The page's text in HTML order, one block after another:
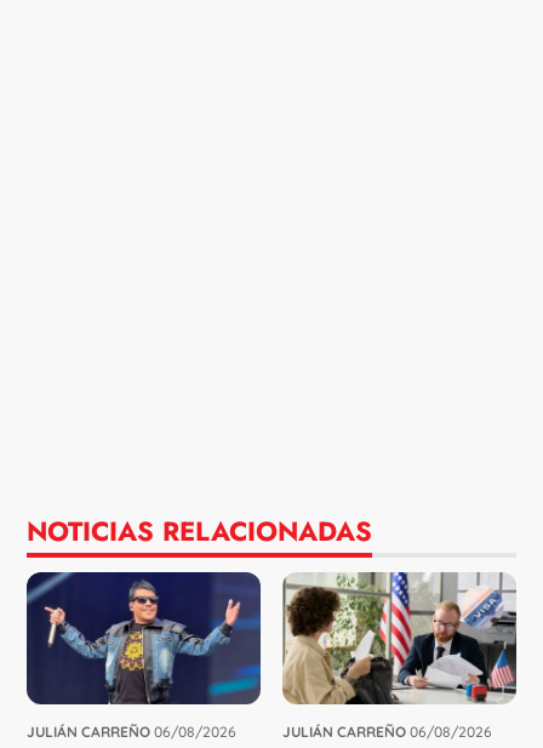
NOTICIAS RELACIONADAS
JULIÁN CARREÑO 06/08/2026 JULIÁN CARREÑO 06/08/2026